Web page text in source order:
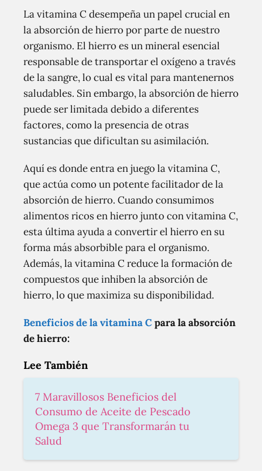
La vitamina C desempeña un papel crucial en
la absorción de hierro por parte de nuestro
organismo. El hierro es un mineral esencial
responsable de transportar el oxígeno a través
de la sangre, lo cual es vital para mantenernos
saludables. Sin embargo, la absorción de hierro
puede ser limitada debido a diferentes
factores, como la presencia de otras
sustancias que dificultan su asimilación.
Aquí es donde entra en juego la vitamina C,
que actúa como un potente facilitador de la
absorción de hierro. Cuando consumimos
alimentos ricos en hierro junto con vitamina C,
esta última ayuda a convertir el hierro en su
forma más absorbible para el organismo.
Además, la vitamina C reduce la formación de
compuestos que inhiben la absorción de
hierro, lo que maximiza su disponibilidad.
Beneficios de la vitamina Cpara la absorción
de hierro:
Lee También
7 Maravillosos Beneficios del
Consumo de Aceite de Pescado
Omega 3 que Transformarán tu
Salud